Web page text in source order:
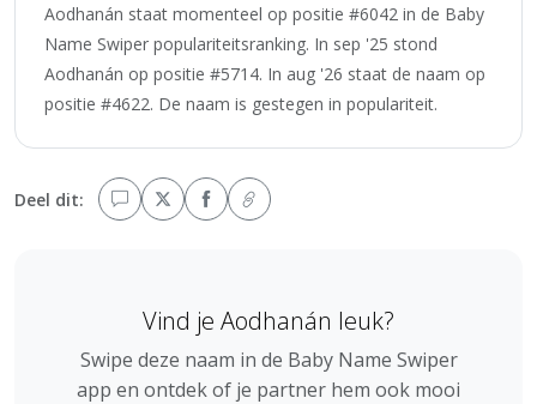
Aodhanán staat momenteel op positie #6042 in de Baby
Name Swiper populariteitsranking. In sep '25 stond
Aodhanán op positie #5714. In aug '26 staat de naam op
positie #4622. De naam is gestegen in populariteit.
Deel dit:
Vind je Aodhanán leuk?
Swipe deze naam in de Baby Name Swiper
app en ontdek of je partner hem ook mooi